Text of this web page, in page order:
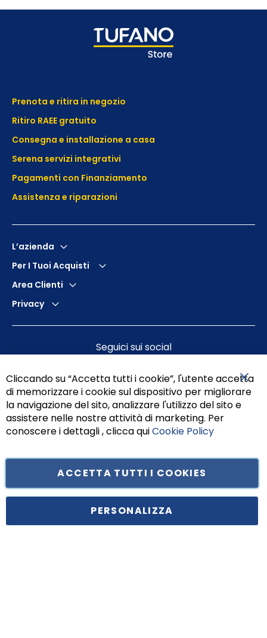
Prenota e ritira in negozio
Ritiro RAEE gratuito
Consegna e installazione a casa
Serena servizi integrativi
Pagamenti con Finanziamento
Assistenza e riparazioni
L’azienda
Per I Tuoi Acquisti
Area Clienti
Privacy
Seguici sui social
Principe di Piemonte 199, cap. 80026 Casoria (NA) - C.F. 05834470634 -
Cliccando su “Accetta tutti i cookie”, l'utente accetta
di memorizzare i cookie sul dispositivo per migliorare
la navigazione del sito, analizzare l'utilizzo del sito e
assistere nelle nostre attività di marketing. Per
conoscere i dettagli , clicca quiCookie Policy
ACCETTA TUTTI I COOKIES
PERSONALIZZA